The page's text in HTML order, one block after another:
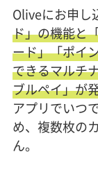
Oliveにお申し
ド」の機能と
ード」「ポイ
できるマルチ
ブルペイ」が
アプリでいつ
め、複数枚の
ん。